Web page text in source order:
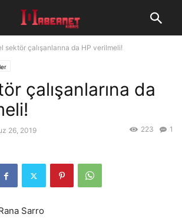
sektör çalışanlarına da HP verilmeli!
çalışanlarına da
26, 2019 1
223
Sarro